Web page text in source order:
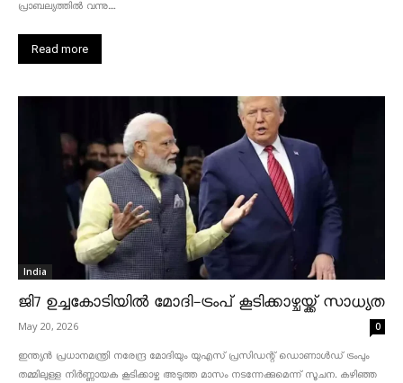
പ്രാബല്യത്തിൽ വന്നു....
Read more
India
ജി7 ഉച്ചകോടിയിൽ മോദി-ട്രംപ് കൂടിക്കാഴ്ചയ്ക്ക് സാധ്യത
May 20, 2026 0
ഇന്ത്യൻ പ്രധാനമന്ത്രി നരേന്ദ്ര മോദിയും യുഎസ് പ്രസിഡന്റ് ഡൊണാൾഡ് ട്രംപും
തമ്മിലുള്ള നിർണ്ണായക കൂടിക്കാഴ്ച അടുത്ത മാസം നടന്നേക്കുമെന്ന് സൂചന. കഴിഞ്ഞ